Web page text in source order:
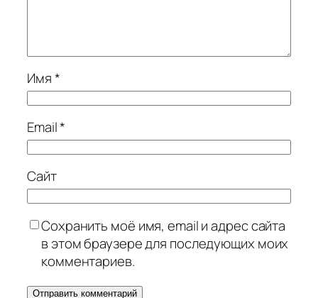
Имя*
Email*
Сайт
Сохранить моё имя, email и адрес сайта
в этом браузере для последующих моих
комментариев.